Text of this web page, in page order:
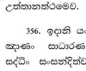
උත්තානත්ථමෙව.
356. ඉදානි
ඤාණං
සද්ධිං